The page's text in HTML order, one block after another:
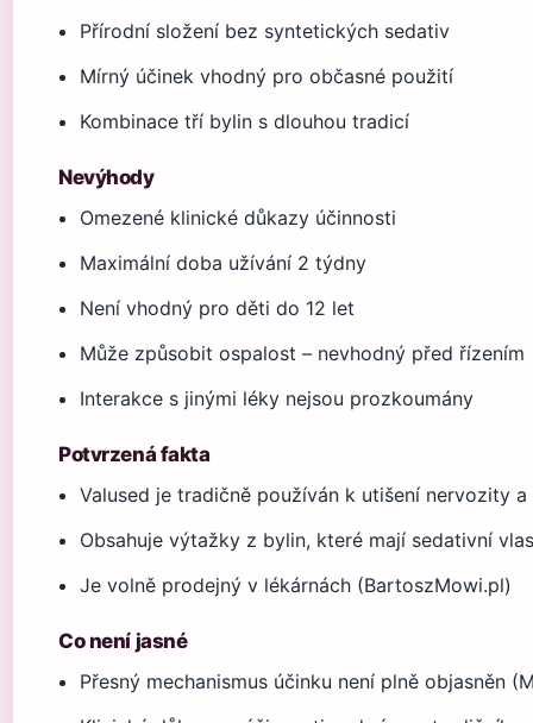
Přírodní složení bez syntetických sedativ
Mírný účinek vhodný pro občasné použití
Kombinace tří bylin s dlouhou tradicí
Nevýhody
Omezené klinické důkazy účinnosti
Maximální doba užívání 2 týdny
Není vhodný pro děti do 12 let
Může způsobit ospalost – nevhodný před řízením
Interakce s jinými léky nejsou prozkoumány
Potvrzená fakta
Valused je tradičně používán k utišení nervozity
Obsahuje výtažky z bylin, které mají sedativní
Je volně prodejný v lékárnách (BartoszMowi.pl)
Co není jasné
Přesný mechanismus účinku není plně objasněn